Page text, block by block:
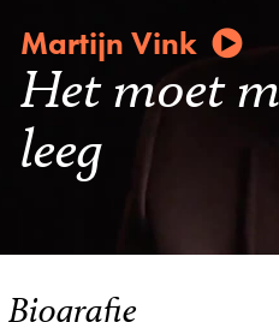
Martijn Vink
Het moet
leeg
Biografie